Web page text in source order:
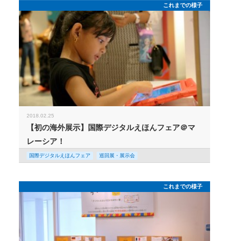
これまでの様子
2018.02.25
【初の海外展示】国際デジタルえほんフェア＠マ
レーシア！
国際デジタルえほんフェア 巡回展・展示会
これまでの様子